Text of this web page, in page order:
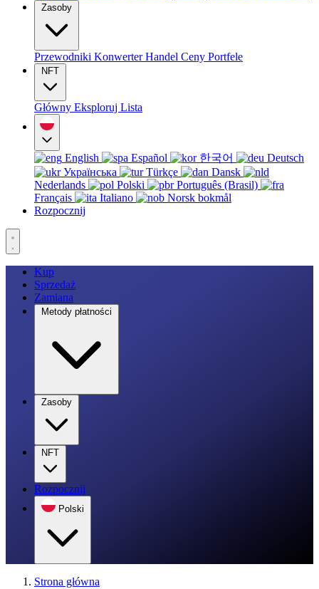
Zasoby
Przewodniki KonwerterHandel Ceny Portfele
NFT
Główny Eksploruj Lista
English Español 한국어
Deutsch
Українська
Türkçe
Dansk
Nederlands
Polski
Português (Brasil)
Français
Italiano
Norsk bokmål
Rozpocznij
Kup
Sprzedaż
Zamiana
Metody płatności
Zasoby
NFT
Rozpocznij
Polski
Strona główna